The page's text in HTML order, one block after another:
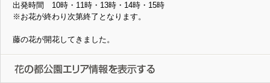
出発時間 10時・11時・13時・14時・15時
※お花が終わり次第終了となります。
藤の花が開花してきました。